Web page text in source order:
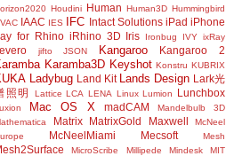
Houdini Human Human3D Hummingbird
IAAC IES IFC Intact Solutions iPad iPhone
for Rhino iRhino 3D Iris Ironbug IVY ixRay
jifto JSON Kangaroo Kangaroo 2
Karamba3D Keyshot Konstru KUBRIX
Ladybug Land Kit Lands Design Lark光
照明
Lattice LCA LENA Linux Lumion Lunchbox
Mac OS X madCAM
Mandelbulb 3D
Matrix MatrixGold Maxwell
McNeel
McNeelMiami Mecsoft Mesh
MicroScribe Millipede Mindesk
MIT